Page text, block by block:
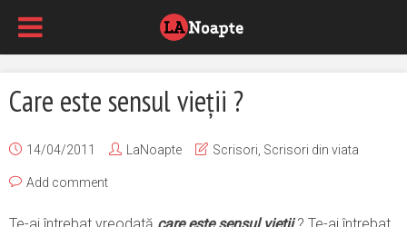
Care este sensul vieții ?
14/04/2011 LaNoapte Scrisori Scrisori din viata
Add comment